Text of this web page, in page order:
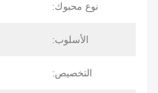
نوع محبوك:
الأسلوب:
التخصيص: